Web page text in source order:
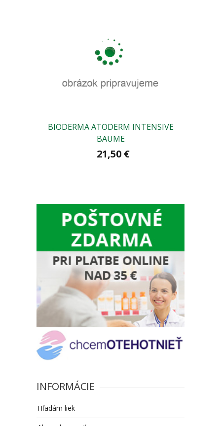
BIODERMA ATODERM INTENSIVE
BAUME
21,50 €
INFORMÁCIE
Hľadám liek